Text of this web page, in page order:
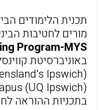
תכנית הלימודים
מורים לחטיבות
Program-MYS
באוניברסיטת
Ipswich
בתכניות ההוראה